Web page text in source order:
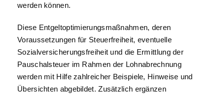
werden können.
Diese Entgeltoptimierungsmaßnahmen, deren
Voraussetzungen für Steuerfreiheit, eventuelle
Sozialversicherungsfreiheit und die Ermittlung der
Pauschalsteuer im Rahmen der Lohnabrechnung
werden mit Hilfe zahlreicher Beispiele, Hinweise und
Übersichten abgebildet. Zusätzlich ergänzen